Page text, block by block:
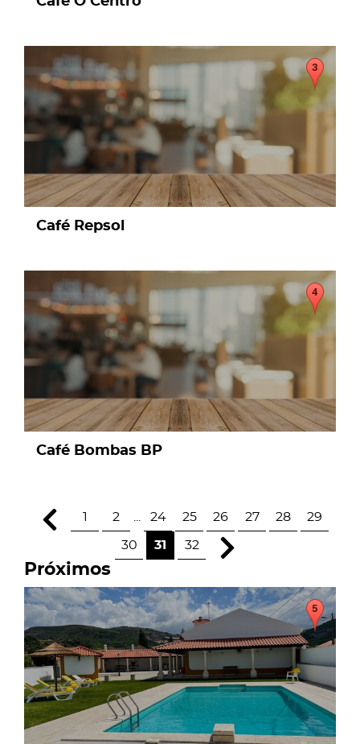
page
Café Repsol
page
Café Bombas BP
1 2 24 25 26 27 28 29
30 31 32
Próximos
page